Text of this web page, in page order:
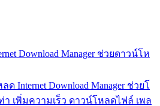
Download Manager ช่วยดาวน์โห
Internet Download Manager ช่วยโ
า เพิ่มความเร็ว ดาวน์โหลดไฟล์ เพล